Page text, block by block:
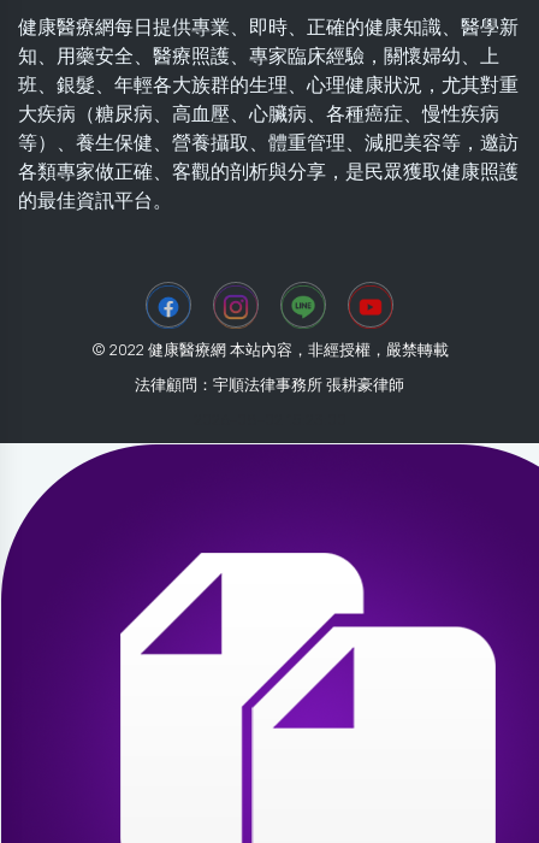
健康醫療網每日提供專業、即時、正確的健康知識、醫學新
知、用藥安全、醫療照護、專家臨床經驗，關懷婦幼、上
班、銀髮、年輕各大族群的生理、心理健康狀況，尤其對重
大疾病（糖尿病、高血壓、心臟病、各種癌症、慢性疾病
等）、養生保健、營養攝取、體重管理、減肥美容等，邀訪
各類專家做正確、客觀的剖析與分享，是民眾獲取健康照護
的最佳資訊平台。
© 2022 健康醫療網 本站內容，非經授權，嚴禁轉載
法律顧問：宇順法律事務所 張耕豪律師